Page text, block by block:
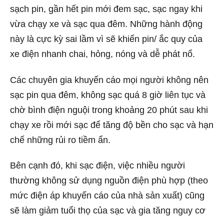
sạch pin, gần hết pin mới đem sạc, sạc ngay khi
vừa chạy xe và sạc qua đêm. Những hành động
này là cực kỳ sai lầm vì sẽ khiến pin/ ắc quy của
xe điện nhanh chai, hỏng, nóng và dễ phát nổ.
Các chuyên gia khuyến cáo mọi người không nên
sạc pin qua đêm, không sạc quá 8 giờ liên tục và
chờ bình điện nguội trong khoảng 20 phút sau khi
chạy xe rồi mới sạc để tăng độ bền cho sạc và hạn
chế những rủi ro tiềm ẩn.
Bên cạnh đó, khi sạc điện, việc nhiều người
thường không sử dụng nguồn điện phù hợp (theo
mức điện áp khuyến cáo của nhà sản xuất) cũng
sẽ làm giảm tuổi thọ của sạc và gia tăng nguy cơ